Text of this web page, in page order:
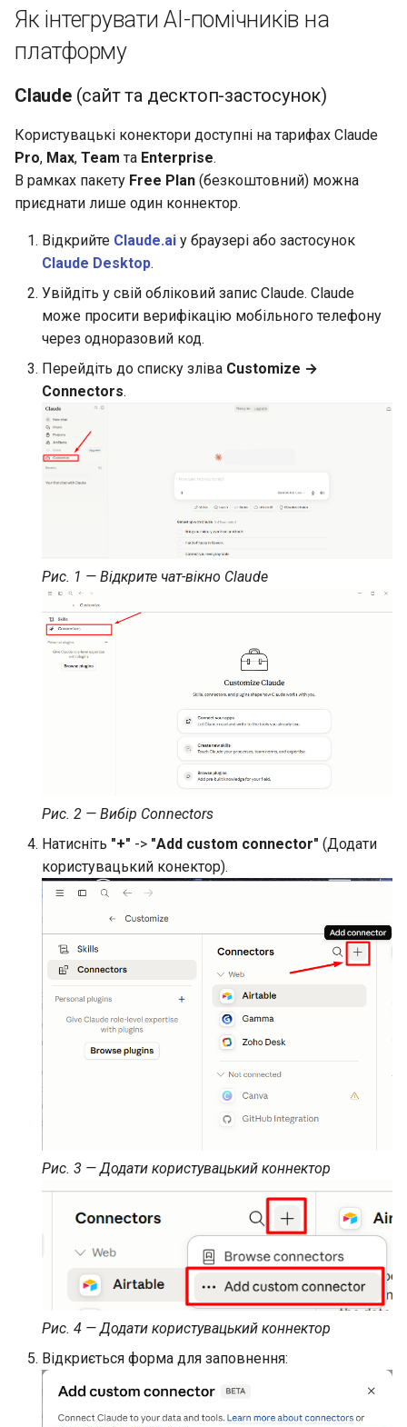
Групи результатів
Групи результатів
(виставлення)
за допомогою QR кодів
облікового запису
Мережа класів
Реєстрації на програми
Родинні зв'язки
Акаунти Stripe
Підписки на програми
Дашборд віджет програм
налаштування робочого
простору:
Інструменти, які
дозволяють
налаштовувати систему
досягнень, нагород, квестів
та ігрових механік:
Шаблони робочих
просторів
Створення користувачем
нового робочого простору
Шкільне харчування
входу в обліковий запис
Управління доступами
адміністрацією закладу
Сповіщення
Бібліотека навчального
закладу
Генерація посилання-
запрошення на реєстрацію
Як інтегрувати AI-помічників на
платформу
Claude(сайт та десктоп-застосунок)
Користувацькі конектори доступні на тарифах Claude
Pro, Max, Team та Enterprise.
В рамках пакету Free Plan (безкоштовний) можна
приєднати лише один коннектор.
Відкрийте Claude.ai у браузері або застосунок
Claude Desktop.
Увійдіть у свій обліковий запис Claude. Claude
може просити верифікацію мобільного телефону
через одноразовий код.
Перейдіть до списку зліва Customize →
Connectors.
Рис. 1 — Відкрите чат-вікно Claude
Рис. 2 — Вибір Connectors
Натисніть "+" -> "Add custom connector" (Додати
користувацький конектор).
Рис. 3 — Додати користувацький коннектор
Рис. 4 — Додати користувацький коннектор
Відкриється форма для заповнення: